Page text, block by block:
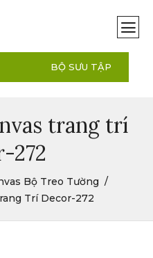
BỘ SƯU TẬP
trang trí
272
Bộ Treo Tường
Trí Decor-272